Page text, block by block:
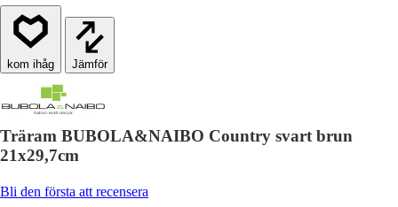
Jämför
Träram BUBOLA&NAIBO Country svart brun
21x29,7cm
Bli den första att recensera